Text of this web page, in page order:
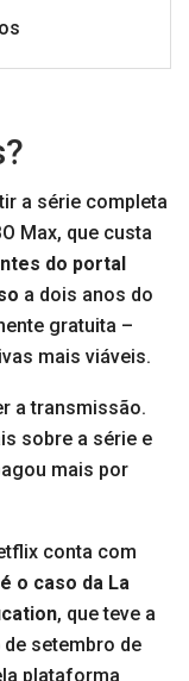
a série completa
Max, que custa
do portal
a dois anos do
gratuita –
mais viáveis.
a transmissão.
sobre a série e
mais por
conta com
o caso da La
, que teve a
setembro de
plataforma